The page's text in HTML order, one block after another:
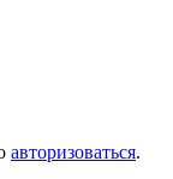
авторизоваться.